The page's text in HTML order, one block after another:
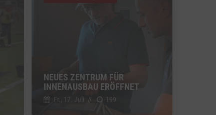
NEUES ZENTRUM FÜR
INNENAUSBAU ERÖFFNET
Fr., 17. Juli // 199